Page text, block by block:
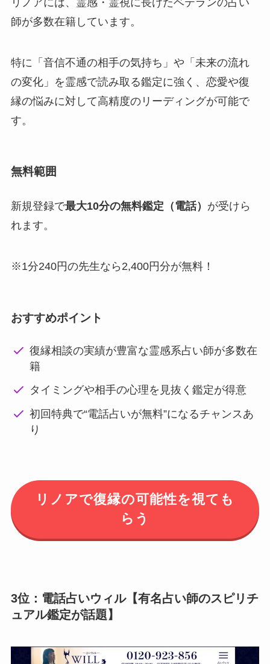
師が多数在籍しています。
特に「音信不通の相手の気持ち」や「未来の流れ
の変化」を霊感で読み取る鑑定に強く、恋愛や復
縁の悩みに対して高精度のリーディングが可能で
す。
無料範囲
新規登録で最大10分の無料鑑定（電話） が受けら
れます。
※1分240円の先生なら2,400円分が無料！
おすすめポイント
復縁相談の実績が豊富な霊感系占い師が多数在
籍
タイミングや相手の心理を見抜く鑑定が得意
初回特典で“電話占いが無料”になるチャンスあ
り
リノアで復縁の可能性を視ても
らう
3位：電話占いウィル【有名占い師のスピリチ
ュアル鑑定が話題】